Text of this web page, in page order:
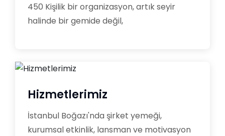
450 Kişilik bir organizasyon, artık seyir
halinde bir gemide değil,
Hizmetlerimiz
İstanbul Boğazı'nda şirket yemeği,
kurumsal etkinlik, lansman ve motivasyon